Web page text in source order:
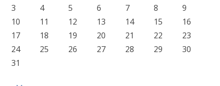
3
4 5 6 7 8
9
10
11 12 13 14 15
16
17
18 19 20 21 22
23
24
25 26 27 28 29
30
31